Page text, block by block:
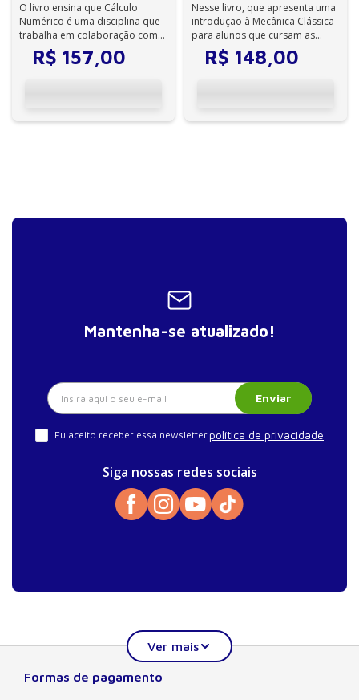
O livro ensina que Cálculo
Numérico é uma disciplina que
trabalha em colaboração com
outras, seja no desenvolvimento
de ...R$ 157,00
Nesse livro, que apresenta uma
introdução à Mecânica Clássica
para alunos que cursam as
disciplinas básicas de
graduação...
R$ 148,00
Mantenha-se atualizado!
Enviar
Eu aceito receber essa newsletter.política de privacidade
Siga nossas redes sociais
Formas de pagamento